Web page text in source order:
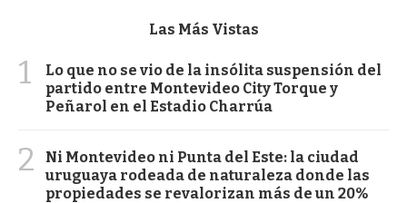
Las Más Vistas
1
Lo que no se vio de la insólita suspensión del
partido entre Montevideo City Torque y
Peñarol en el Estadio Charrúa
2
Ni Montevideo ni Punta del Este: la ciudad
uruguaya rodeada de naturaleza donde las
propiedades se revalorizan más de un 20%